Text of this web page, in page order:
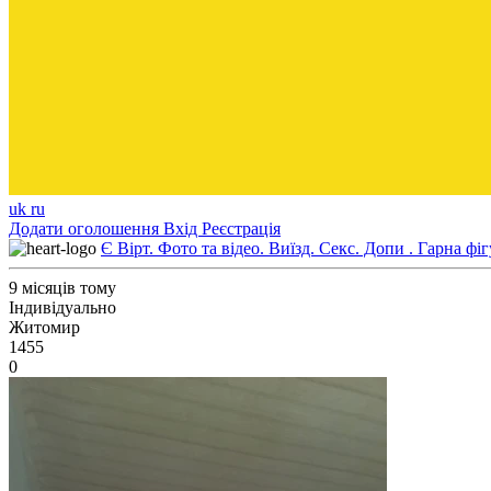
uk ru
Додати оголошення Вхід Реєстрація
Є Вірт. Фото та відео. Виїзд. Секс. Допи . Гарна
9 місяців тому
Індивідуально
Житомир
1455
0